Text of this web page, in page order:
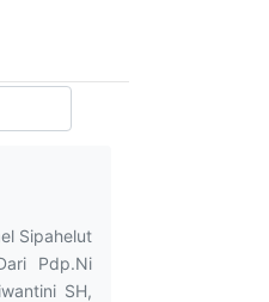
Sipahelut
Pdp.Ni
SH,